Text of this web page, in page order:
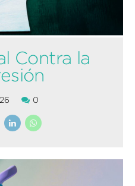
0
Contra la